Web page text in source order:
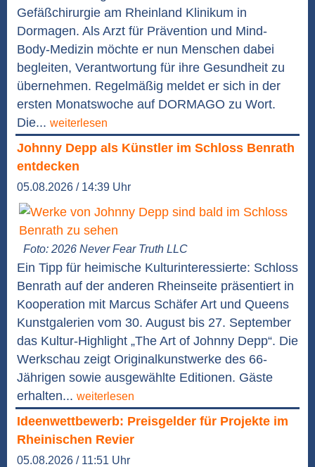
Gefäßchirurgie am Rheinland Klinikum in
Dormagen. Als Arzt für Prävention und Mind-
Body-Medizin möchte er nun Menschen dabei
begleiten, Verantwortung für ihre Gesundheit zu
übernehmen. Regelmäßig meldet er sich in der
ersten Monatswoche auf DORMAGO zu Wort.
Die... weiterlesen
Johnny Depp als Künstler im Schloss Benrath
entdecken
05.08.2026 / 14:39 Uhr
Foto: 2026 Never Fear Truth LLC
Ein Tipp für heimische Kulturinteressierte: Schloss
Benrath auf der anderen Rheinseite präsentiert in
Kooperation mit Marcus Schäfer Art und Queens
Kunstgalerien vom 30. August bis 27. September
das Kultur-Highlight „The Art of Johnny Depp“. Die
Werkschau zeigt Originalkunstwerke des 66-
Jährigen sowie ausgewählte Editionen. Gäste
erhalten... weiterlesen
Ideenwettbewerb: Preisgelder für Projekte im
Rheinischen Revier
05.08.2026 / 11:51 Uhr